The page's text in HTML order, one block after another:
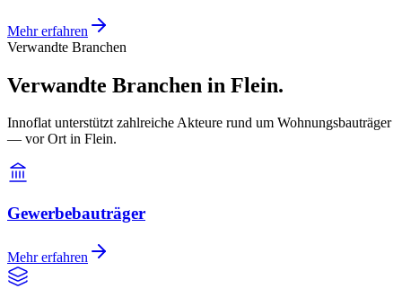
Mehr erfahren
Verwandte Branchen
Verwandte Branchen in Flein.
Innoflat unterstützt zahlreiche Akteure rund um Wohnungsbauträger
— vor Ort in Flein.
Gewerbebauträger
Mehr erfahren